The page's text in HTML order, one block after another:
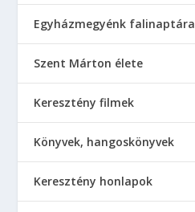
Egyházmegyénk falinaptára
Szent Márton élete
Keresztény filmek
Könyvek, hangoskönyvek
Keresztény honlapok